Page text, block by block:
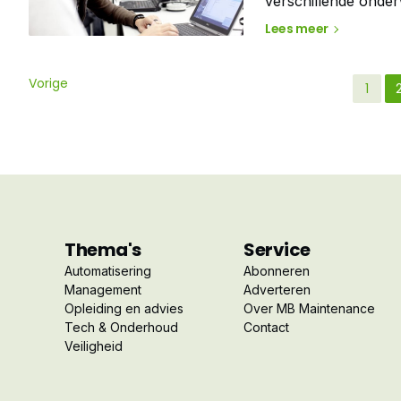
met de uitvoering
Lees meer
Vorige 1
Thema's
Automatisering
Management
Opleiding en advies
Tech & Onderhoud
Veiligheid
Service
Abonneren
Adverteren
Over MB Maintenance
Contact